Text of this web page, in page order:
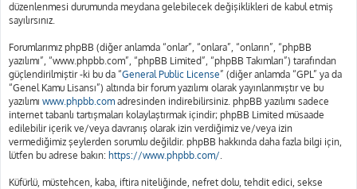
düzenlenmesi durumunda meydana gelebilecek değişiklikleri de kabul etmiş
sayılırsınız.
Forumlarımız phpBB (diğer anlamda “onlar”, “onlara”, “onların”, “phpBB
yazılımı”, “www.phpbb.com”, “phpBB Limited”, “phpBB Takımları”) tarafından
güçlendirilmiştir -ki bu da “General Public License” (diğer anlamda “GPL” ya da
“Genel Kamu Lisansı”) altında bir forum yazılımı olarak yayınlanmıştır ve bu
yazılımı www.phpbb.com adresinden indirebilirsiniz. phpBB yazılımı sadece
internet tabanlı tartışmaları kolaylaştırmak içindir; phpBB Limited müsaade
edilebilir içerik ve/veya davranış olarak izin verdiğimiz ve/veya izin
vermediğimiz şeylerden sorumlu değildir. phpBB hakkında daha fazla bilgi için,
lütfen bu adrese bakın: https://www.phpbb.com/.
Küfürlü, müstehcen, kaba, iftira niteliğinde, nefret dolu, tehdit edici, sekse